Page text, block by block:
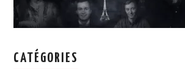
CATÉGORIES